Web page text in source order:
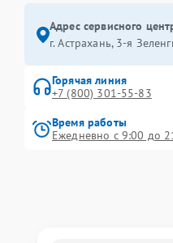
Адрес сервисного
г. Астрахань, 3-я
Горячая линия
+7 (800) 301-55-83
Время работы
Ежедневно с 9:00 до